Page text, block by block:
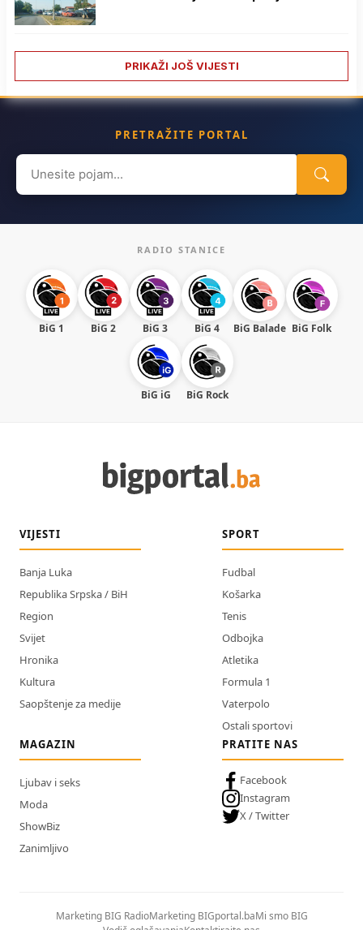
PRIKAŽI JOŠ VIJESTI
PRETRAŽITE PORTAL
Search
for:
RADIO STANICE
BiG 1 BiG 2 BiG 3 BiG 4 BiG Balade BiG Folk
BiG iG BiG Rock
VIJESTI
Banja Luka
Republika Srpska / BiH
Region
Svijet
Hronika
Kultura
Saopštenje za medije
SPORT
Fudbal
Košarka
Tenis
Odbojka
Atletika
Formula 1
Vaterpolo
Ostali sportovi
MAGAZIN
Ljubav i seks
Moda
ShowBiz
Zanimljivo
PRATITE NAS
Facebook
Instagram
X / Twitter
Marketing BIG RadioMarketing BIGportal.baMi smo BIG